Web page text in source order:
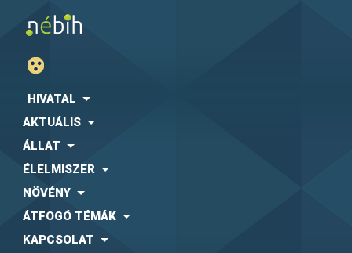
HIVATAL
AKTUÁLIS
ÁLLAT
ÉLELMISZER
NÖVÉNY
ÁTFOGÓ TÉMÁK
KAPCSOLAT